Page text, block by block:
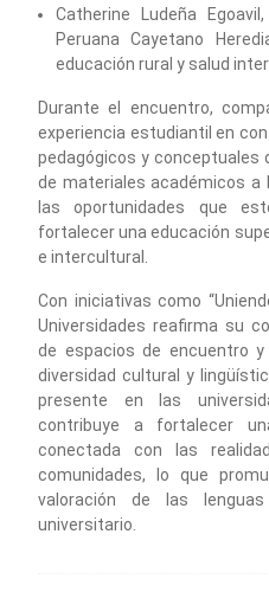
Catherine Ludeña
Peruana Cayetano
educación rural y salud
Durante el encuentro,
experiencia estudiantil en
pedagógicos y conceptuales
de materiales académicos a
las oportunidades que
fortalecer una educación
e intercultural.
Con iniciativas como
Universidades reafirma su
de espacios de encuentro
diversidad cultural y
presente en las
contribuye a fortalecer
conectada con las
comunidades, lo que
valoración de las
universitario.